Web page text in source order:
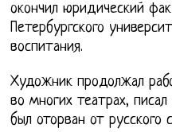
окончил юридический
Петербургского
воспитания.
Художник продолжал
во многих театрах,
был оторван от русского